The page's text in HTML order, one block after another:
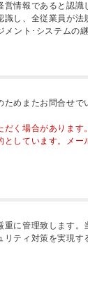
情報であると認識
し、全従業員が
ント･システムの
めまたお問合せ
く場合がありま
しています。メ
に管理致します
ティ対策を実現